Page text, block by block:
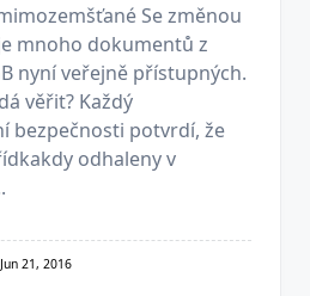
Se změnou
mnoho dokumentů z
nyní veřejně přístupných.
věřit? Každý
bezpečnosti potvrdí, že
odhaleny v
Jun 21, 2016